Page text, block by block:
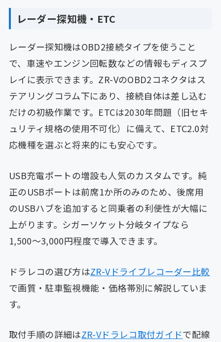
レーダー探知機・ETC
レーダー探知機はOBD2接続タイプを使うこと
で、車速やエンジン回転数などの情報もディスプ
レイに表示できます。ZR-VのOBD2コネクタはス
テアリングコラム下にあり、接続自体は差し込む
だけの初級作業です。ETCは2030年問題（旧セキ
ュリティ規格の使用不可化）に備えて、ETC2.0対
応機種を選ぶと将来的にも安心です。
USB充電ポートの増設も人気のカスタムです。純
正のUSBポートは前席1か所のみのため、後席用
のUSBハブを追加すると同乗者の利便性が大幅に
上がります。シガーソケット分岐タイプなら
1,500〜3,000円程度で導入できます。
ドラレコの選び方はZR-Vドライブレコーダー比較
で画質・駐車監視機能・価格帯別に解説していま
す。
取付手順の詳細はZR-Vドラレコ取付ガイドで配線